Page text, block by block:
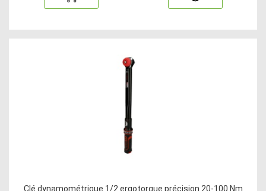
Clé dynamométrique 1/2 ergotorque précision 20-100 Nm